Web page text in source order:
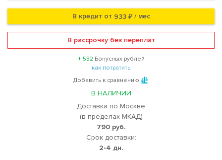
В кредит от 933 ₽/ мес
В рассрочку без переплат
+ 532 Бонусных рублей
как потратить
Добавить к сравнению
В НАЛИЧИИ
Доставка по Москве
(в пределах МКАД)
790 руб.
Срок доставки:
2-4 дн.